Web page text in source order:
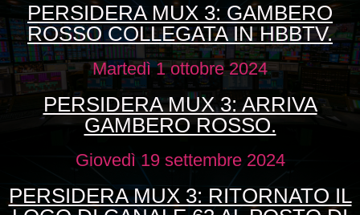
PERSIDERA MUX 3: GAMBERO
ROSSO COLLEGATA IN HBBTV.
Martedì 1 ottobre 2024
PERSIDERA MUX 3: ARRIVA
GAMBERO ROSSO.
Giovedì 19 settembre 2024
PERSIDERA MUX 3: RITORNATO IL